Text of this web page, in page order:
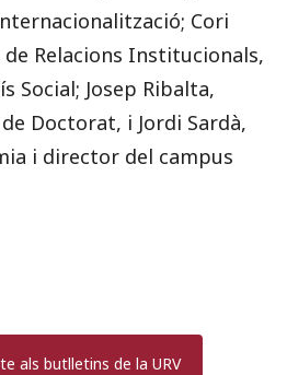
Cori
Relacions Institucionals,
Social; Josep Ribalta,
Doctorat, i Jordi Sardà,
i director del campus
als butlletins de la URV